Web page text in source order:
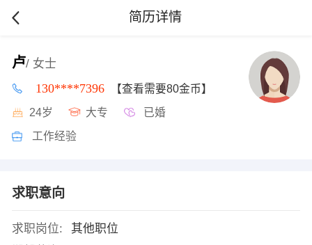
简历详情
卢/ 女士
130****7396 【查看需要80金币】
24岁 大专 已婚
工作经验
求职意向
求职岗位:
其他职位